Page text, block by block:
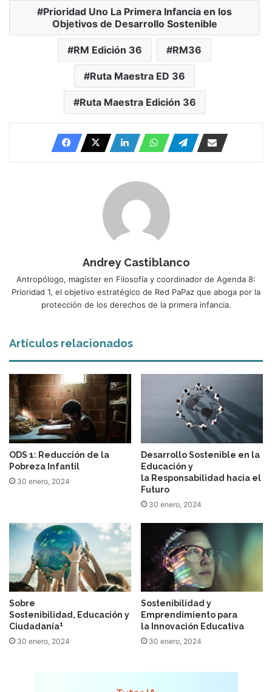
Prioridad Uno La Primera Infancia en los
Objetivos de Desarrollo Sostenible
RM Edición 36 RM36
Ruta Maestra ED 36
Ruta Maestra Edición 36
Andrey Castiblanco
Antropólogo, magíster en Filosofía y coordinador de Agenda 8:
Prioridad 1, el objetivo estratégico de Red PaPaz que aboga por la
protección de los derechos de la primera infancia.
Artículos relacionados
ODS 1: Reducción de la
Pobreza Infantil
30 enero, 2024
Desarrollo Sostenible en la
Educación y
la Responsabilidad hacia el
Futuro
30 enero, 2024
Sobre
Sostenibilidad, Educación y
Ciudadanía1
30 enero, 2024
Sostenibilidad y
Emprendimiento para
la Innovación Educativa
30 enero, 2024